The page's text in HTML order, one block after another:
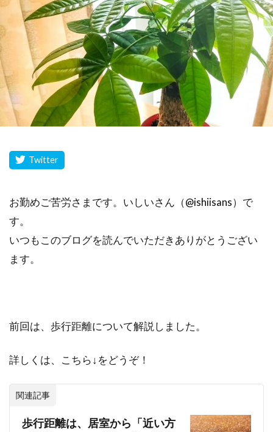
お勤めご苦労さまです。いしいさん（@ishiisans）で
す。
いつもこのブログを読んでいただきありがとうござい
ます。
前回は、歩行距離について解説しました。
詳しくは、こちら↓をどうぞ！
関連記事
歩行距離は、居室から「近い方